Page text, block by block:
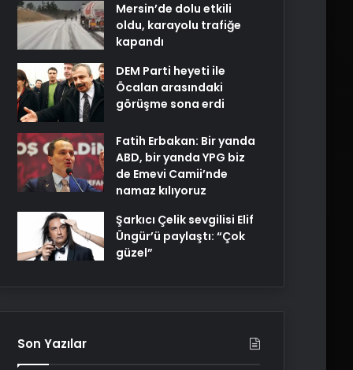
Mersin’de dolu etkili
oldu, karayolu trafiğe
kapandı
DEM Parti heyeti ile
Öcalan arasındaki
görüşme sona erdi
Fatih Erbakan: Bir yanda
ABD, bir yanda YPG biz
de Emevi Camii’nde
namaz kılıyoruz
Şarkıcı Çelik sevgilisi Elif
Üngür’ü paylaştı: “Çok
güzel”
Son Yazılar